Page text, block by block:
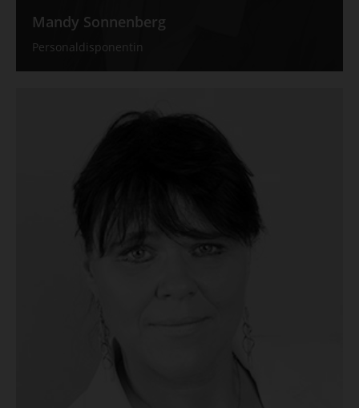
Mandy Sonnenberg
Personaldisponentin